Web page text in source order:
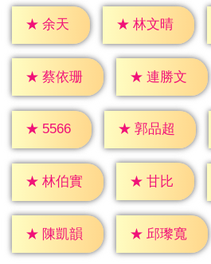
★ 余天 ★ 林文晴
★ 蔡依珊 ★ 連勝文
★ 5566 ★ 郭品超
★ 林伯實 ★ 甘比
★ 陳凱韻 ★ 邱瓈寬